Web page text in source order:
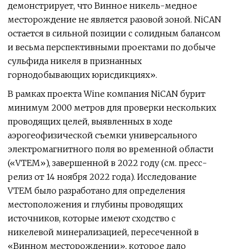
демонстрирует, что Винное никель-медное
месторождение не является разовой зоной. NiCAN
остается в сильной позиции с солидным балансом
и весьма перспективными проектами по добыче
сульфида никеля в признанных
горнодобывающих юрисдикциях».
В рамках проекта Wine компания NiCAN бурит
минимум 2000 метров для проверки нескольких
проводящих целей, выявленных в ходе
аэрогеофизической съемки универсального
электромагнитного поля во временной области
(«VTEM»), завершенной в 2022 году (см. пресс-
релиз от 14 ноября 2022 года). Исследование
VTEM было разработано для определения
местоположения и глубины проводящих
источников, которые имеют сходство с
никелевой минерализацией, пересеченной в
«Винном месторождении», которое дало